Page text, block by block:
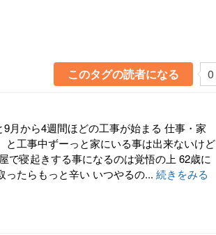
このタグの読者になる 0
月から4週間ほどの工事が始まる 仕事・家
工事中ずーっと家にいる事は出来ないけど
で寝起きする事になるのは覚悟の上 62歳に
ったらもっと辛い いつやるの... 続きをみる